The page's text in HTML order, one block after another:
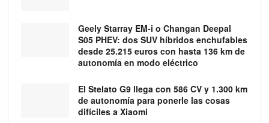
Geely Starray EM-i o Changan Deepal
S05 PHEV: dos SUV híbridos enchufables
desde 25.215 euros con hasta 136 km de
autonomía en modo eléctrico
El Stelato G9 llega con 586 CV y 1.300 km
de autonomía para ponerle las cosas
difíciles a Xiaomi